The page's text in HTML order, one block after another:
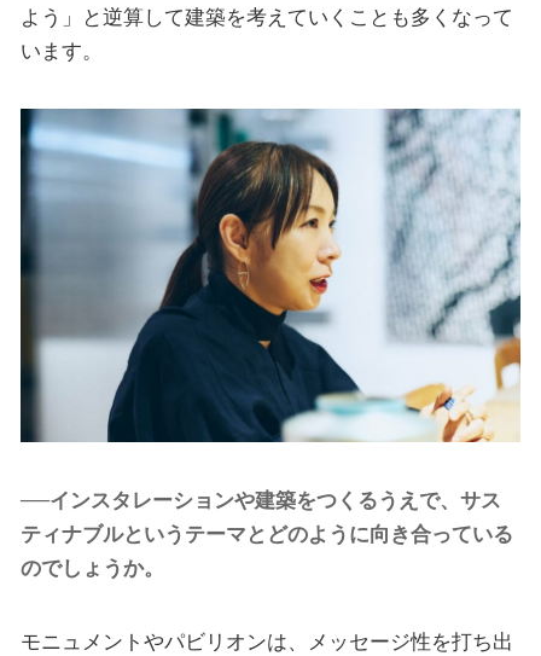
よう」と逆算して建築を考えていくことも多くなって
います。
──インスタレーションや建築をつくるうえで、サス
ティナブルというテーマとどのように向き合っている
のでしょうか。
モニュメントやパビリオンは、メッセージ性を打ち出